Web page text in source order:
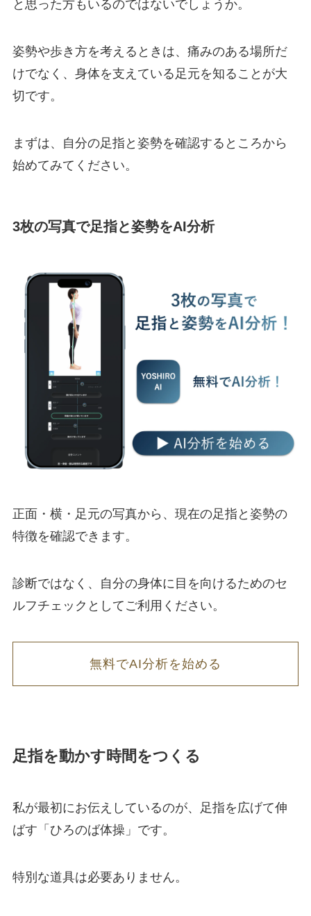
と思った方もいるのではないでしょうか。
姿勢や歩き方を考えるときは、痛みのある場所だ
けでなく、身体を支えている足元を知ることが大
切です。
まずは、自分の足指と姿勢を確認するところから
始めてみてください。
3枚の写真で足指と姿勢をAI分析
正面・横・足元の写真から、現在の足指と姿勢の
特徴を確認できます。
診断ではなく、自分の身体に目を向けるためのセ
ルフチェックとしてご利用ください。
無料でAI分析を始める
足指を動かす時間をつくる
私が最初にお伝えしているのが、足指を広げて伸
ばす「ひろのば体操」です。
特別な道具は必要ありません。